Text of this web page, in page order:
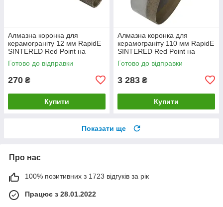
Алмазна коронка для
керамограніту 12 мм RapidE
SINTERED Red Point на
Дриль
Готово до відправки
270 ₴
Купити
Алмазна коронка для
керамограніту 110 мм RapidE
SINTERED Red Point на
Дриль
Готово до відправки
3 283 ₴
Купити
Показати ще
Про нас
100% позитивних з 1723 відгуків за рік
Працює з 28.01.2022